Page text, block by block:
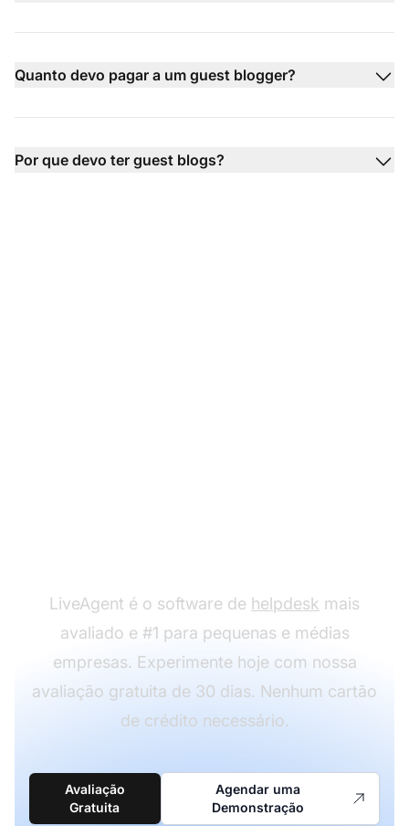
Quanto devo pagar a um guest blogger?
Por que devo ter guest blogs?
LiveAgent é o software de helpdesk mais
avaliado e #1 para pequenas e médias
empresas. Experimente hoje com nossa
avaliação gratuita de 30 dias. Nenhum cartão
de crédito necessário.
Avaliação
Gratuita
Agendar uma
Demonstração